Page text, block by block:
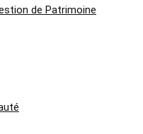
de Patrimoine